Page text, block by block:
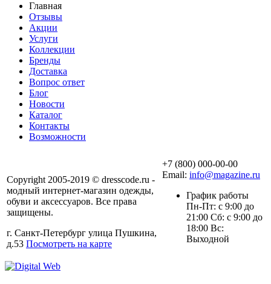
Главная
Отзывы
Акции
Услуги
Коллекции
Бренды
Доставка
Вопрос ответ
Блог
Новости
Каталог
Контакты
Возможности
Copyright 2005-2019 © dresscode.ru -
модный интернет-магазин одежды,
обуви и аксессуаров. Все права
защищены.
г. Санкт-Петербург улица Пушкина,
д.53 Посмотреть на карте
+7 (800) 000-00-00
Email: info@magazine.ru
График работы
Пн-Пт: с 9:00 до
21:00 Сб: с 9:00 до
18:00 Вс:
Выходной